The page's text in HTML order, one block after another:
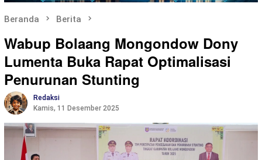
Beranda Berita
Wabup Bolaang Mongondow Dony
Lumenta Buka Rapat Optimalisasi
Penurunan Stunting
Redaksi
Kamis, 11 Desember 2025